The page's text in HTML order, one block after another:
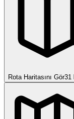
Rota Haritasını Gör31